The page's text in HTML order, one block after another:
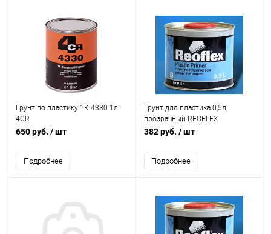
Грунт по пластику 1К 4330 1л
4CR
650 руб. / шт
Подробнее
Грунт для пластика 0,5л,
прозрачный REOFLEX
382 руб. / шт
Подробнее